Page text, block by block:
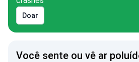
Doar
Você sente ou vê ar